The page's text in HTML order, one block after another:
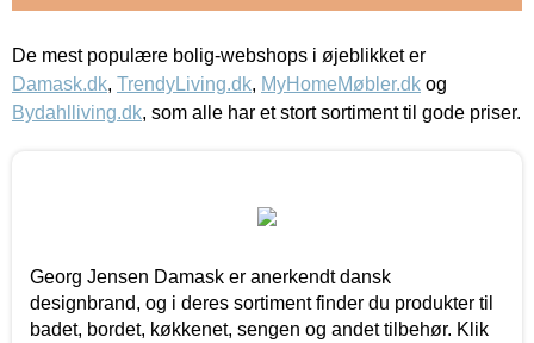
De mest populære bolig-webshops i øjeblikket er
Damask.dk, TrendyLiving.dk, MyHomeMøbler.dk og
Bydahlliving.dk, som alle har et stort sortiment til gode priser.
Georg Jensen Damask er anerkendt dansk
designbrand, og i deres sortiment finder du produkter til
badet, bordet, køkkenet, sengen og andet tilbehør. Klik